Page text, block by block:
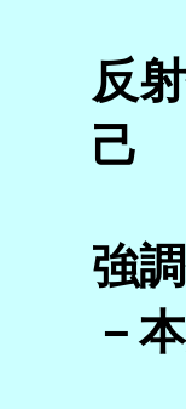
反
己
強
－